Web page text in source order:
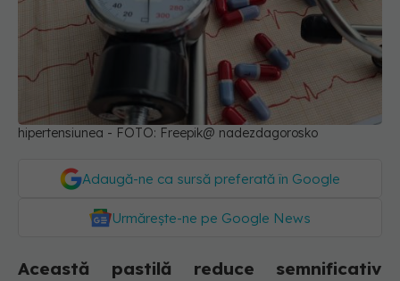
hipertensiunea - FOTO: Freepik@ nadezdagorosko
Adaugă-ne ca sursă preferată în Google
Urmărește-ne pe Google News
Această pastilă reduce semnificativ